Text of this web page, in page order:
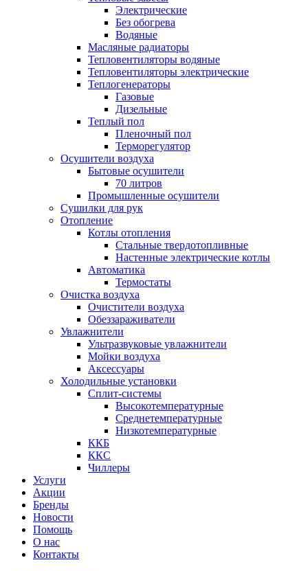
Электрические
Без обогрева
Водяные
Масляные радиаторы
Тепловентиляторы водяные
Тепловентиляторы электрические
Теплогенераторы
Газовые
Дизельные
Теплый пол
Пленочный пол
Терморегулятор
Осушители воздуха
Бытовые осушители
70 литров
Промышленные осушители
Сушилки для рук
Отопление
Котлы отопления
Стальные твердотопливные
Настенные электрические котлы
Автоматика
Термостаты
Очистка воздуха
Очистители воздуха
Обеззараживатели
Увлажнители
Ультразвуковые увлажнители
Мойки воздуха
Аксессуары
Холодильные установки
Сплит-системы
Высокотемпературные
Среднетемпературные
Низкотемпературные
ККБ
ККС
Чиллеры
Услуги
Акции
Бренды
Новости
Помощь
О нас
Контакты